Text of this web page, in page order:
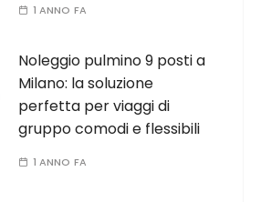
1 ANNO FA
Noleggio pulmino 9 posti a
Milano: la soluzione
perfetta per viaggi di
gruppo comodi e flessibili
1 ANNO FA